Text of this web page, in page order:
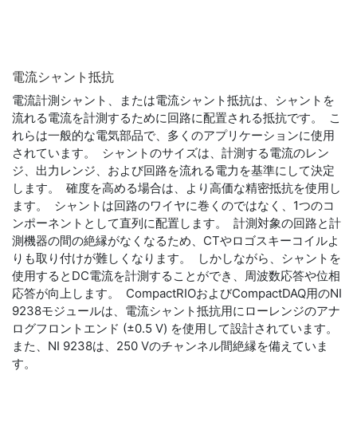
電流シャント 抵抗
電流計測シャント、または電流シャント抵抗は、シャントを
流れる電流を計測するために回路に配置される抵抗です。 こ
れらは一般的な電気部品で、多くのアプリケーションに使用
されています。 シャントのサイズは、計測する電流のレン
ジ、出力レンジ、および回路を流れる電力を基準にして決定
します。 確度を高める場合は、より高価な精密抵抗を使用し
ます。 シャントは回路のワイヤに巻くのではなく、1つのコ
ンポーネントとして直列に配置します。 計測対象の回路と計
測機器の間の絶縁がなくなるため、CTやロゴスキーコイルよ
りも取り付けが難しくなります。 しかしながら、シャントを
使用するとDC電流を計測することができ、周波数応答や位相
応答が向上します。 CompactRIOおよびCompactDAQ用のNI
9238モジュールは、電流シャント抵抗用にローレンジのアナ
ログフロントエンド (±0.5 V) を使用して設計されています。
また、NI 9238は、250 Vのチャンネル間絶縁を備えていま
す。